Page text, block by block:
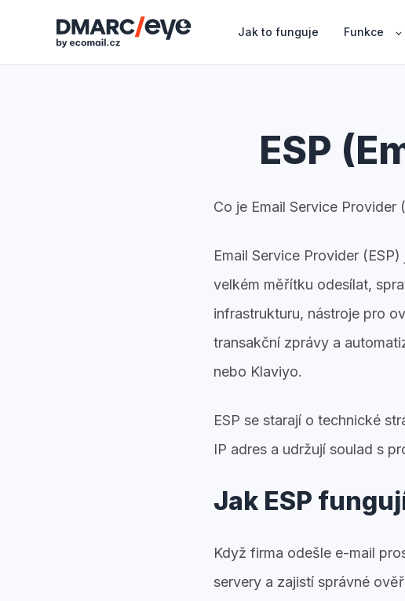
Jak to funguje Funkce
ESP
Co je Email Service Provider
Email Service Provider
velkém měřítku odesílat,
infrastrukturu, nástroje pro
transakční zprávy a
nebo Klaviyo.
ESP se starají o technické
IP adres a udržují soulad s
Jak ESP
Když firma odešle e-mail
servery a zajistí správné